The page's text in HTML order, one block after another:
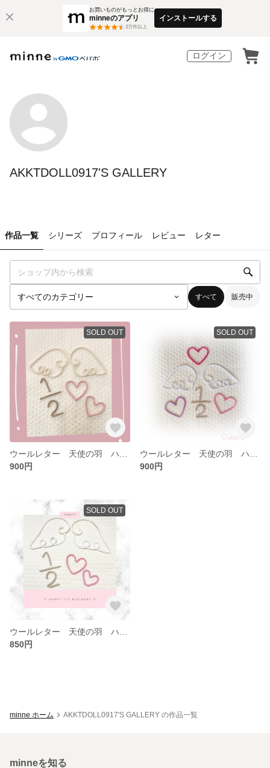
お買いものがもっとお得に
minneのアプリ
3万件以上
インストールする
ログイン
AKKTDOLL0917'S GALLERY
作品一覧 シリーズ プロフィール レビュー レター
すべて 販売中
SOLD OUT
900円
SOLD OUT
900円
SOLD OUT
850円
minne ホーム AKKTDOLL0917'S GALLERY の作品一覧
minneを知る